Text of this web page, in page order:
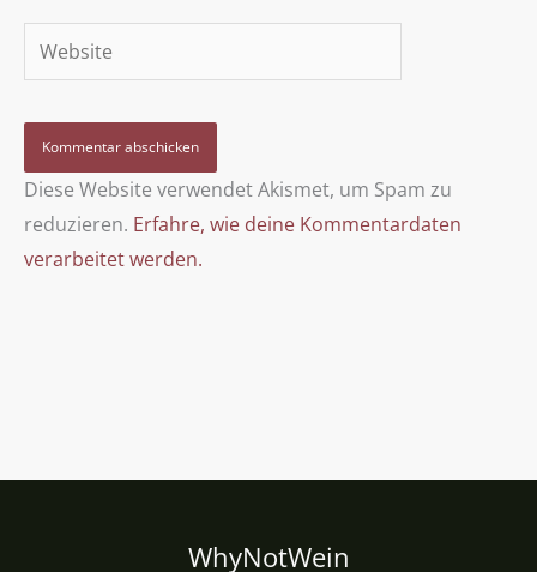
Adresse*
Website
Diese Website verwendet Akismet, um Spam zu
reduzieren. Erfahre, wie deine Kommentardaten
verarbeitet werden.
WhyNotWein